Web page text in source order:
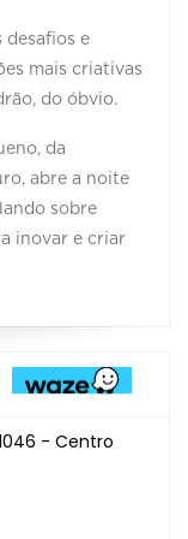
desafios e
mais criativas
do óbvio.
da
abre a noite
sobre
inovar e criar
- Centro